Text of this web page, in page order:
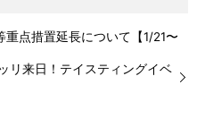
点措置延長について【1/21〜
リ来日！テイスティングイベ